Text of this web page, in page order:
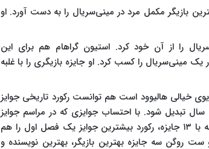
بهترین بازیگر مکمل مرد در مینی‌سریال را به دست آورد. او
را از آن خود کرد. استیون گراهام هم برای این
مینی‌سریال را کسب کرد. او جایزه بازیگری را با غلبه
خیالی هالیوود است هم توانست رکورد تاریخی جوایز
سال تبدیل شود. با احتساب جوایزی که در مراسم جوایز
هنرهای خلاق امی هفته گذشته گرفته بود، این سریال مجموعه با ۱۳ جایزه، رکورد بیشترین جوایز یک فصل اول را هم
سه جایزه بهترین بازیگر، بهترین نویسنده و